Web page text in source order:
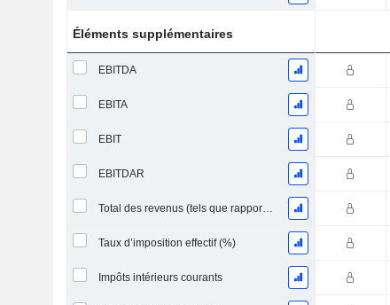
Éléments supplémentaires
EBITDA
EBITA
EBIT
EBITDAR
Total des revenus (tels que rapportés)
Taux d’imposition effectif (%)
Impôts intérieurs courants